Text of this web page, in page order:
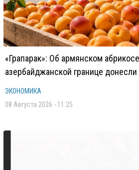
«Грапарак»: Об армянском
азербайджанской границе
ЭКОНОМИКА
08 Августа 2026 - 11:25